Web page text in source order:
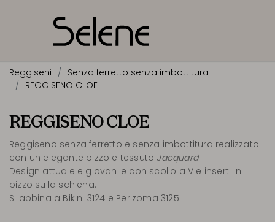
Reggiseni
Senza ferretto senza imbottitura
REGGISENO CLOE
REGGISENO CLOE
Reggiseno senza ferretto e senza imbottitura realizzato
con un elegante pizzo e tessuto Jacquard.
Design attuale e giovanile con scollo a V e inserti in
pizzo sulla schiena.
Si abbina a Bikini 3124 e Perizoma 3125.